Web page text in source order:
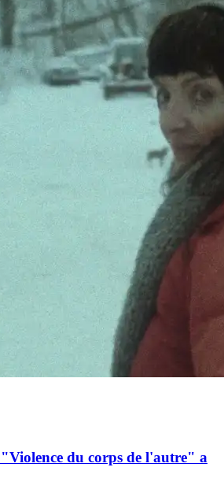
du corps de l'autre" a